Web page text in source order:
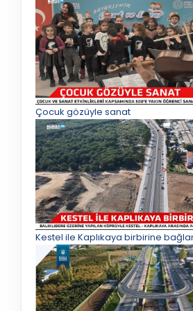
Çocuk gözüyle sanat
Kestel ile Kaplıkaya birbirine